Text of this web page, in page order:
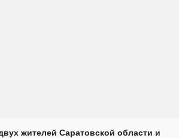
жителей Саратовской области и